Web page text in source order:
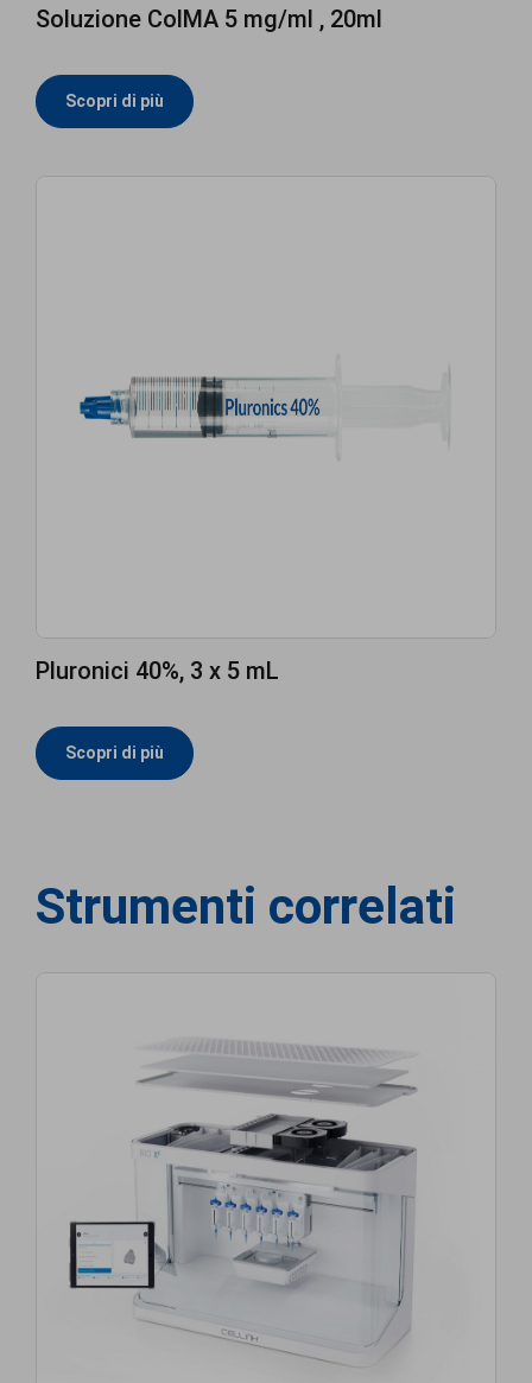
Soluzione ColMA 5 mg/ml , 20ml
Scopri di più
Pluronici 40%, 3 x 5 mL
Scopri di più
Strumenti correlati